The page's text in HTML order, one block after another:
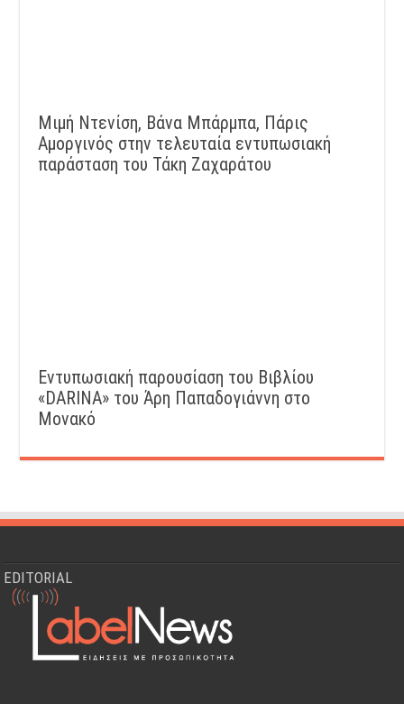
Μιμή Ντενίση, Βάνα Μπάρμπα, Πάρις
Αμοργινός στην τελευταία εντυπωσιακή
παράσταση του Τάκη Ζαχαράτου
Εντυπωσιακή παρουσίαση του Βιβλίου
«DARINA» του Άρη Παπαδογιάννη στο
Μονακό
EDITORIAL